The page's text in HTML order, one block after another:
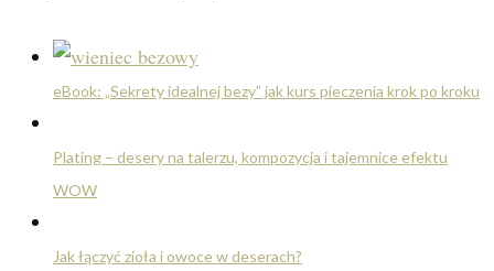
eBook: „Sekrety idealnej bezy” jak kurs pieczenia krok po kroku
Plating – desery na talerzu, kompozycja i tajemnice efektu
WOW
Jak łączyć zioła i owoce w deserach?